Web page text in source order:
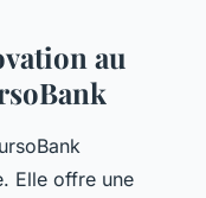
au
Elle offre une